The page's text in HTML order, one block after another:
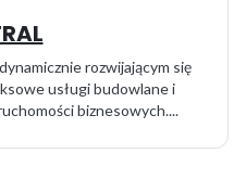
rozwijającym się
usługi budowlane i
biznesowych....